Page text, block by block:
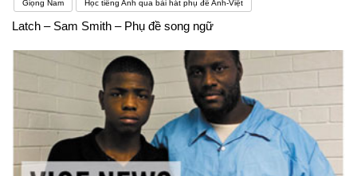
Giọng Nam Học tiếng Anh qua bài hát phụ đề Anh-Việt
Latch – Sam Smith – Phụ đề song ngữ